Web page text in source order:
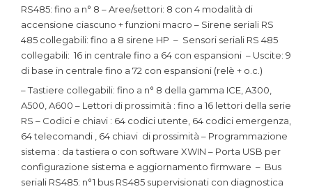
RS485: fino a n° 8 – Aree/settori: 8 con 4 modalità di
accensione ciascuno + funzioni macro – Sirene seriali RS
485 collegabili: fino a 8 sirene HP – Sensori seriali RS 485
collegabili: 16 in centrale fino a 64 con espansioni – Uscite: 9
di base in centrale fino a 72 con espansioni (relè + o.c.)
– Tastiere collegabili: fino a n° 8 della gamma ICE, A300,
A500, A600 – Lettori di prossimità : fino a 16 lettori della serie
RS – Codici e chiavi : 64 codici utente, 64 codici emergenza,
64 telecomandi , 64 chiavi di prossimità – Programmazione
sistema : da tastiera o con software XWIN – Porta USB per
configurazione sistema e aggiornamento firmware – Bus
seriali RS485: n°1 bus RS485 supervisionati con diagnostica